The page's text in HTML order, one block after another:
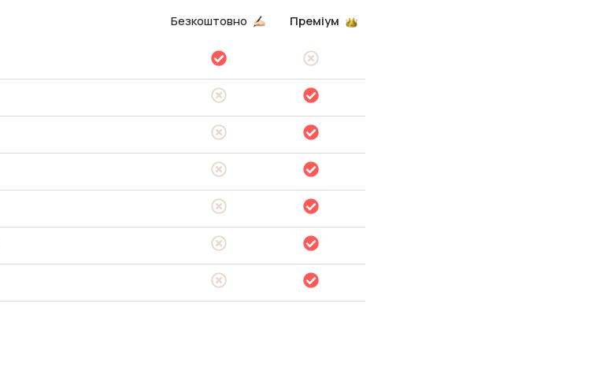
Безкоштовно Преміум